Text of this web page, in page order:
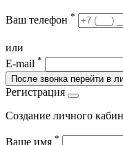
Ваш телефон *
или
E-mail *
После звонка перейти в
Регистрация
Создание личного
Ваше имя *